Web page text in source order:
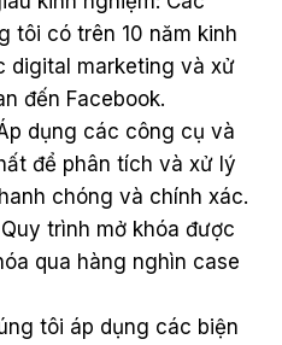
tôi có trên 10 năm kinh
digital marketing và xử
đến Facebook.
dụng các công cụ và
để phân tích và xử lý
chóng và chính xác.
trình mở khóa được
qua hàng nghìn case
tôi áp dụng các biện